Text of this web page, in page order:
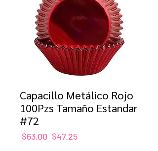
Capacillo Metálico Rojo
100Pzs Tamaño Estandar
#72
$63.00 Precio
$47.25Precio